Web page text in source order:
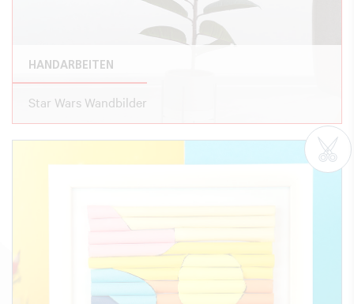
HANDARBEITEN
Star Wars Wandbilder